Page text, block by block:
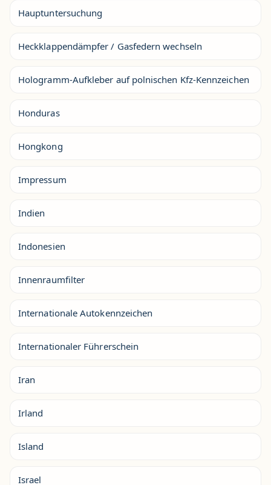
Hauptuntersuchung
Heckklappendämpfer / Gasfedern wechseln
Hologramm-Aufkleber auf polnischen Kfz-Kennzeichen
Honduras
Hongkong
Impressum
Indien
Indonesien
Innenraumfilter
Internationale Autokennzeichen
Internationaler Führerschein
Iran
Irland
Island
Israel